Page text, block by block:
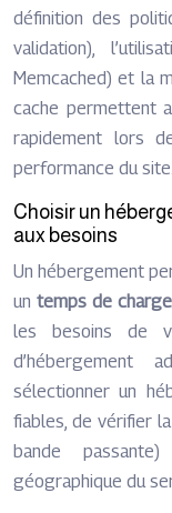
définition des
validation),
Memcached) et la
cache permettent
rapidement lors
performance du site.
Choisir un
aux besoins
Un hébergement
un temps de
les besoins de
d’hébergement
sélectionner un
fiables, de vérifier
bande
géographique du